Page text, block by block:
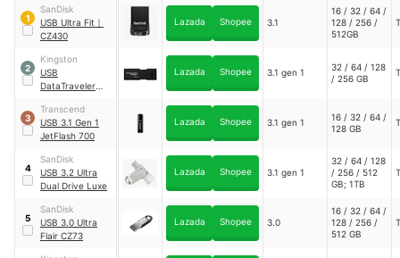
1
SanDisk
USB Ultra Fit ｜
CZ430
Lazada Shopee 3.1
16 / 32 / 64 /
128 / 256 /
512GB
2
Kingston
USB
DataTraveler
Lazada Shopee 3.1 gen 1
32 / 64 / 128
/ 256 GB
3
Transcend
USB 3.1 Gen 1
JetFlash 700
Lazada Shopee 3.1 gen 1
16 / 32 / 64 /
128 GB
4
SanDisk
USB 3.2 Ultra
Dual Drive Luxe
Lazada Shopee 3.1 gen 1
32 / 64 / 128
/ 256 / 512
GB; 1TB
5
SanDisk
USB 3.0 Ultra
Flair CZ73
Lazada Shopee 3.0
16 / 32 / 64 /
128 / 256 /
512 GB